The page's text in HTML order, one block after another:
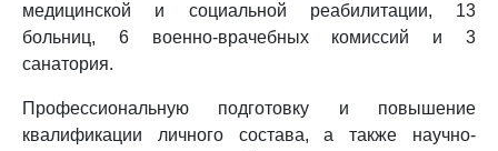
медицинской и социальной реабилитации, 13
больниц, 6 военно-врачебных комиссий и 3
санатория.
Профессиональную подготовку и повышение
квалификации личного состава, а также научно-